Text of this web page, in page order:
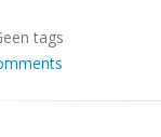
tags